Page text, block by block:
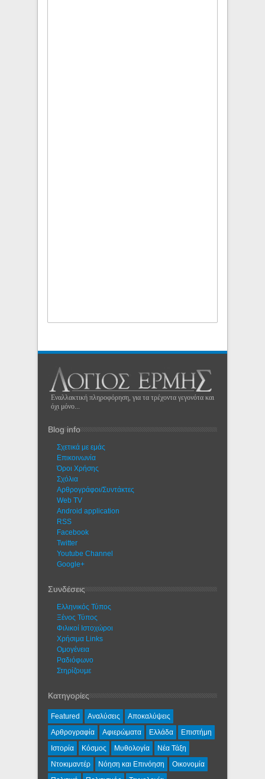
Εναλλακτική πληροφόρηση, για τα τρέχοντα γεγονότα και
όχι μόνο...
Blog info
Σχετικά με εμάς
Eπικοινωνία
Όροι Χρήσης
Σχόλια
Αρθρογράφοι/Συντάκτες
Web TV
Android application
RSS
Facebook
Twitter
Youtube Channel
Google+
Συνδέσεις
Ελληνικός Τύπος
Ξένος Τύπος
Φιλικοί Ιστοχώροι
Χρήσιμα Links
Ομογένεια
Ραδιόφωνο
Στηρίζουμε
Κατηγορίες
Featured Αναλύσεις
Αποκαλύψεις
Αρθρογραφία
Αφιερώματα Ελλάδα
Επιστήμη
Ιστορία
Κόσμος Μυθολογία
Νέα Τάξη
Ντοκιμαντέρ
Νόηση και Επινόηση
Οικονομία